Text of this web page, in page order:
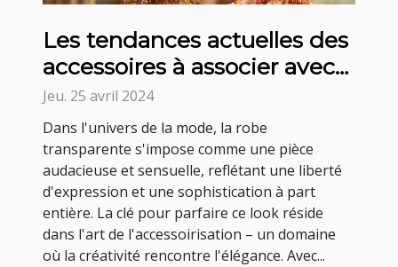
Les tendances actuelles des
accessoires à associer avec
une robe transparente
Jeu. 25 avril 2024
Dans l'univers de la mode, la robe
transparente s'impose comme une pièce
audacieuse et sensuelle, reflétant une liberté
d'expression et une sophistication à part
entière. La clé pour parfaire ce look réside
dans l'art de l'accessoirisation – un domaine
où la créativité rencontre l'élégance. Avec...